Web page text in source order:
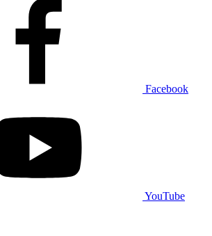
Facebook
YouTube